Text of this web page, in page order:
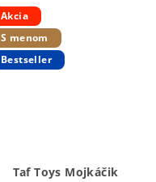
Akcia
S menom
Bestseller
Taf Toys Mojkáčik